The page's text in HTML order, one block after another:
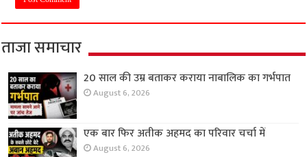
ताजा समाचार
20 साल की उम्र बताकर कराया नाबालिक का गर्भपात
August 6, 2026
एक बार फिर अतीक अहमद का परिवार चर्चा में
August 6, 2026